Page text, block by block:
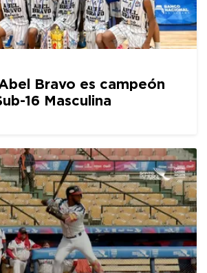
Bravo es campeón
16 Masculina